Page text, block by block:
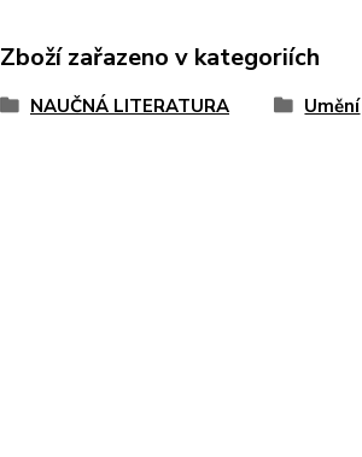
Zboží zařazeno v kategoriích
NAUČNÁ LITERATURA Umění